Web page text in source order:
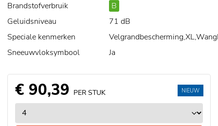
Brandstofverbruik
B
Geluidsniveau
71 dB
Speciale kenmerken
Sneeuwvloksymbool
Ja
€ 90,39 PER STUK NIEUW